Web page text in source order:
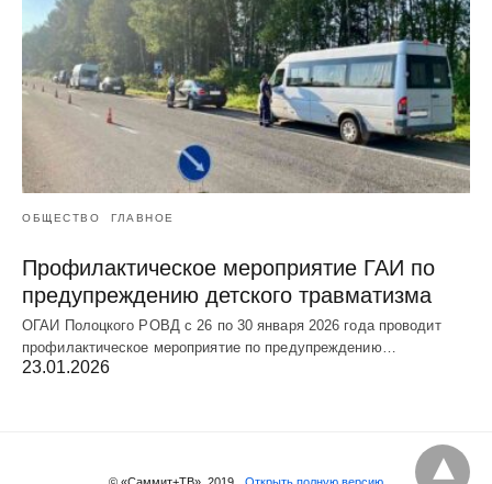
ОБЩЕСТВО ГЛАВНОЕ
Профилактическое мероприятие ГАИ по
предупреждению детского травматизма
ОГАИ Полоцкого РОВД с 26 по 30 января 2026 года проводит
профилактическое мероприятие по предупреждению…
23.01.2026